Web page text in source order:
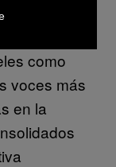
Incendio,
exactos.
como
voces más
en la